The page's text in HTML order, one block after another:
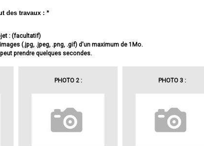
des travaux : *
: (facultatif)
(.jpg, .jpeg, .png, .gif) d'un maximum de 1Mo.
prendre quelques secondes.
PHOTO 2 : PHOTO 3 :